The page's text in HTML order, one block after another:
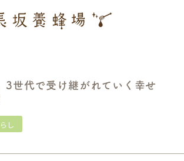
3世代で受け継がれていく幸せ
し